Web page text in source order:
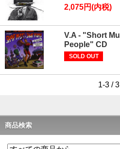
2,075円(内税)
V.A - "Short
People" CD
SOLD OUT
1-3 / 3
商品検索